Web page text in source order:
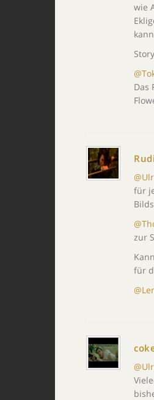
wie
Das
für
zur
für